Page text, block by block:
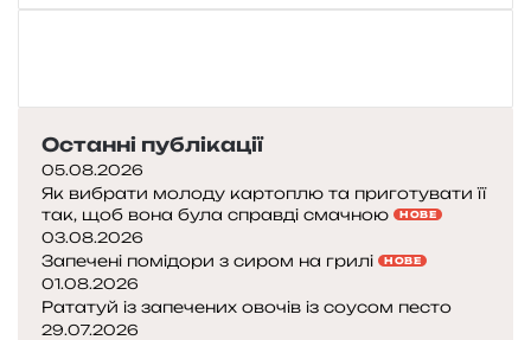
Останні публікації
05.08.2026
Як вибрати молоду картоплю та приготувати її
так, щоб вона була справді смачною
НОВЕ
03.08.2026
Запечені помідори з сиром на грилі НОВЕ
01.08.2026
Рататуй із запечених овочів із соусом песто
29.07.2026